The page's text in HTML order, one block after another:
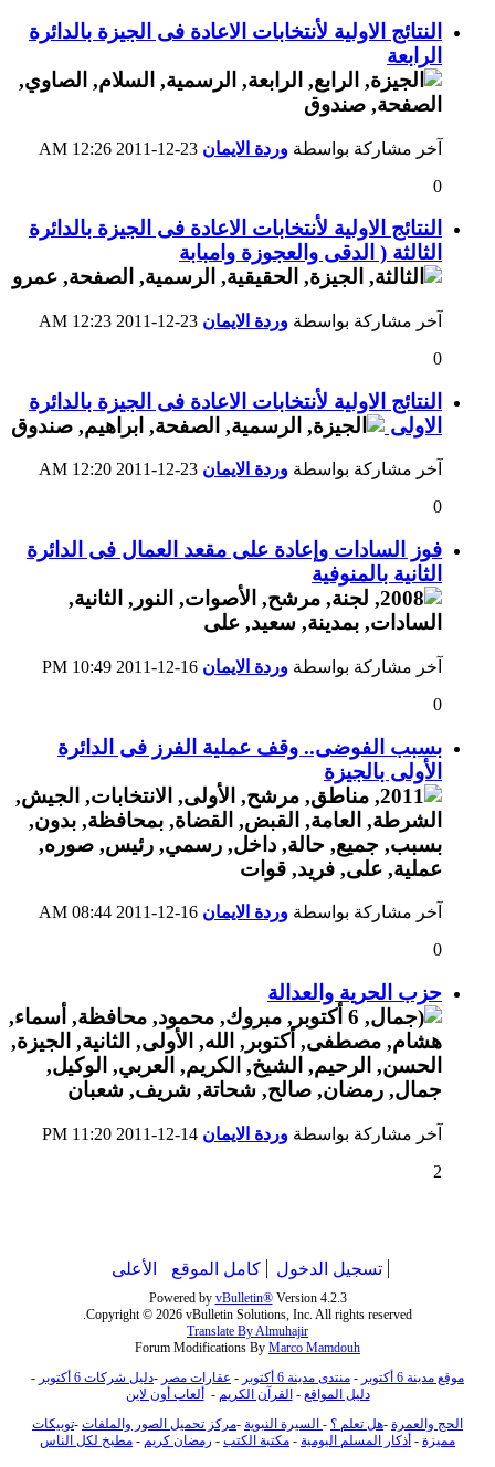
النتائج الاولية لأنتخابات الاعادة فى الجيزة بالدائرة
الرابعة
آخر مشاركة بواسطة وردة الايمان
12:26 AM
0
النتائج الاولية لأنتخابات الاعادة فى الجيزة بالدائرة
الثالثة ( الدقى والعجوزة وامبابة
آخر مشاركة بواسطة وردة الايمان
12:23 AM
0
النتائج الاولية لأنتخابات الاعادة فى الجيزة بالدائرة
الاولى
آخر مشاركة بواسطة وردة الايمان
12:20 AM
0
فوز السادات وإعادة على مقعد العمال فى الدائرة
الثانية بالمنوفية
آخر مشاركة بواسطة وردة الايمان
10:49 PM
0
بسبب الفوضى.. وقف عملية الفرز فى الدائرة
الأولى بالجيزة
آخر مشاركة بواسطة وردة الايمان
08:44 AM
0
حزب الحرية والعدالة
آخر مشاركة بواسطة وردة الايمان
11:20 PM
2
تسجيل الدخول كامل الموقع الأعلى
Powered by vBulletin®Version 4.2.3
Copyright © 2026 vBulletin Solutions, Inc. All rights reserved.
Translate By Almuhajir
Forum Modifications By Marco Mamdouh
موقع مدينة 6 أكتوبر
- منتدى مدينة 6 أكتوبر - عقارات مصر -دليل شركات 6 أكتوبر
-
دليل المواقع -القرآن الكريم -ألعاب أون لاين
الحج والعمرة -هل تعلم ؟ - السيرة النبوية -مركز تحميل الصور والملفات -توبيكات
مميزة - أذكار المسلم اليومية - مكتبة الكتب - رمضان كريم - مطبخ لكل الناس